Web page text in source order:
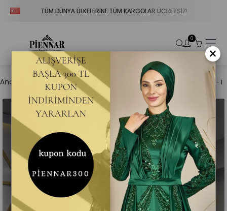
TÜM DÜNYA ÜLKELERİNE TÜM KARGOLAR ÜCRETSİZ!
0
Anasayfa Abiye Giyim Kuşaklı Omuzları Taşlı V Yaka Sena Abiye -
×